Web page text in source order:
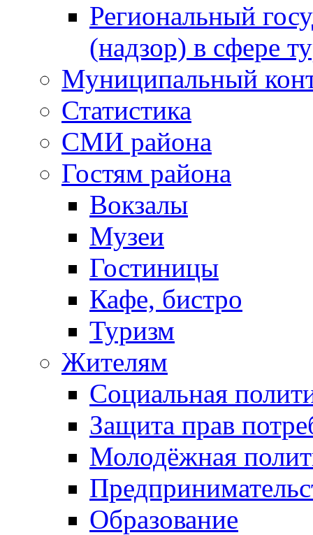
Региональный
(надзор) в сфере
Муниципальный
Статистика
СМИ района
Гостям района
Вокзалы
Музеи
Гостиницы
Кафе, бистро
Туризм
Жителям
Социальная
Защита прав
Молодёжная
Образование